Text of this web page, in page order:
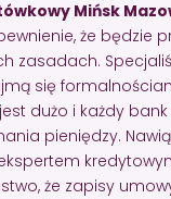
Mińsk
że będzie
zasadach.
się
dużo i każdy
pieniędzy.
że zapisy